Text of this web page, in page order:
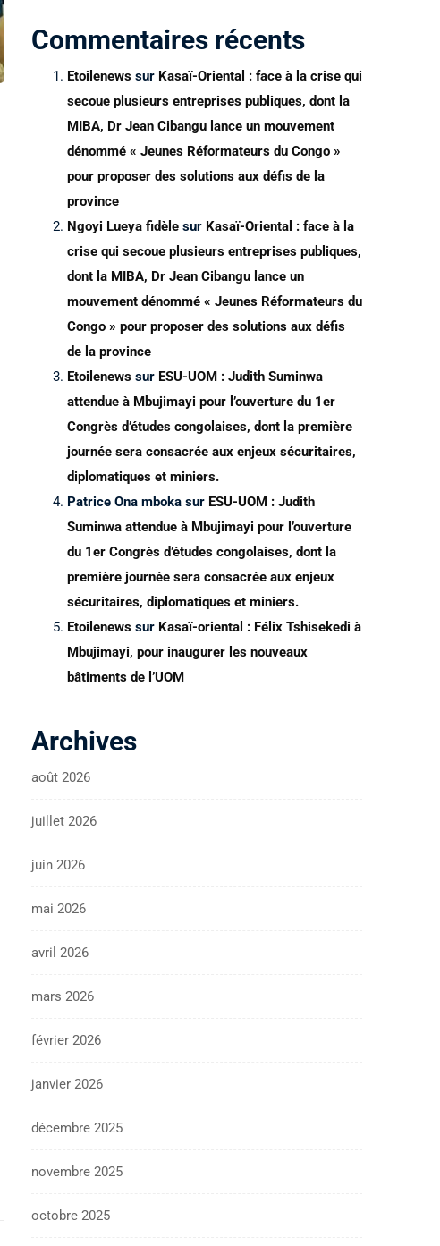
Commentaires récents
Etoilenews sur Kasaï-Oriental : face à la crise qui
secoue plusieurs entreprises publiques, dont la
MIBA, Dr Jean Cibangu lance un mouvement
dénommé « Jeunes Réformateurs du Congo »
pour proposer des solutions aux défis de la
province
Ngoyi Lueya fidèle sur Kasaï-Oriental : face à la
crise qui secoue plusieurs entreprises publiques,
dont la MIBA, Dr Jean Cibangu lance un
mouvement dénommé « Jeunes Réformateurs du
Congo » pour proposer des solutions aux défis
de la province
Etoilenews sur ESU-UOM : Judith Suminwa
attendue à Mbujimayi pour l’ouverture du 1er
Congrès d’études congolaises, dont la première
journée sera consacrée aux enjeux sécuritaires,
diplomatiques et miniers.
Patrice Ona mboka sur ESU-UOM : Judith
Suminwa attendue à Mbujimayi pour l’ouverture
du 1er Congrès d’études congolaises, dont la
première journée sera consacrée aux enjeux
sécuritaires, diplomatiques et miniers.
Etoilenews sur Kasaï-oriental : Félix Tshisekedi à
Mbujimayi, pour inaugurer les nouveaux
bâtiments de l’UOM
Archives
août 2026
juillet 2026
juin 2026
mai 2026
avril 2026
mars 2026
février 2026
janvier 2026
décembre 2025
novembre 2025
octobre 2025